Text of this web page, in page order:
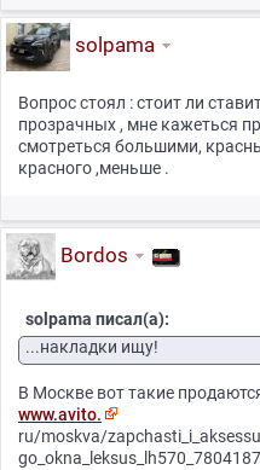
solpama
Вопрос стоял : стоит ли
прозрачных , мне кажеться
смотреться большими,
красного ,меньше .
Bordos
solpama писал(а):
...накладки ищу!
В Москве вот такие
www.avito.
ru/moskva/